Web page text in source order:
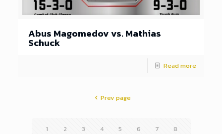
Abus Magomedov vs. Mathias
Schuck
Read more
Prev page
1 2 3 4 5 6 7
8